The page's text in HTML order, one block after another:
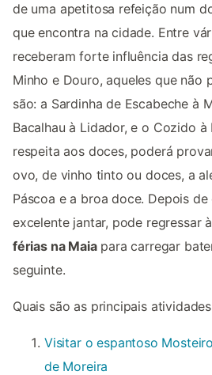
de uma apetitosa refeição num
que encontra na cidade. Entre
receberam forte influência das
Minho e Douro, aqueles que não
são: a Sardinha de Escabeche à
Bacalhau à Lidador, e o Cozido
respeita aos doces, poderá
ovo, de vinho tinto ou doces, a
Páscoa e a broa doce. Depois
excelente jantar, pode regressar
férias na Maiapara carregar
seguinte.
Quais são as principais
Visitar o espantoso
de Moreira